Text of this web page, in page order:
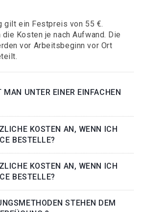
gilt ein Festpreis von 55 €.
Kosten je nach Aufwand. Die
vor Arbeitsbeginn vor Ort
MAN UNTER EINER EINFACHEN
KOSTEN AN, WENN ICH
BESTELLE?
KOSTEN AN, WENN ICH
BESTELLE?
STEHEN DEM